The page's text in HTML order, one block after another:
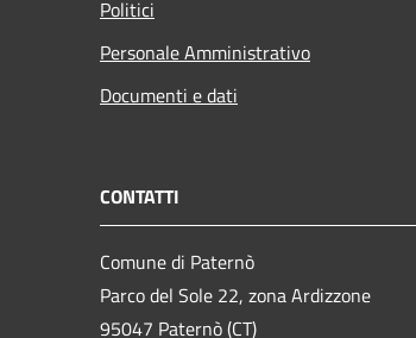
Politici
Personale Amministrativo
Documenti e dati
CONTATTI
Comune di Paternò
Parco del Sole 22, zona Ardizzone
95047 Paternò (CT)